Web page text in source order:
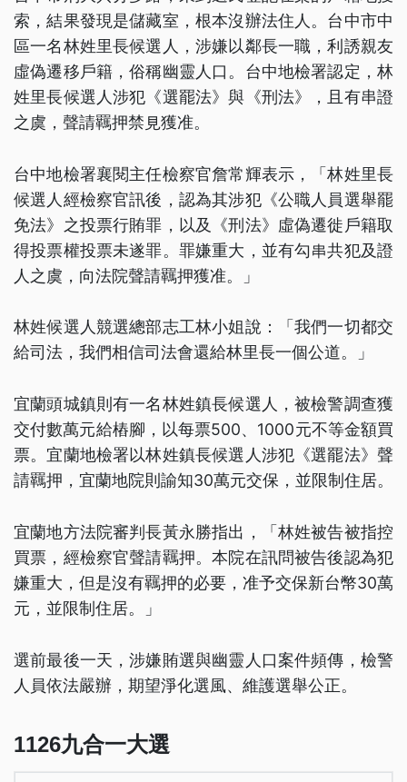
索，結果發現是儲藏室，根本沒辦法住人。台中市中
區一名林姓里長候選人，涉嫌以鄰長一職，利誘親友
虛偽遷移戶籍，俗稱幽靈人口。台中地檢署認定，林
姓里長候選人涉犯《選罷法》與《刑法》，且有串證
之虞，聲請羈押禁見獲准。
台中地檢署襄閱主任檢察官詹常輝表示，「林姓里長
候選人經檢察官訊後，認為其涉犯《公職人員選舉罷
免法》之投票行賄罪，以及《刑法》虛偽遷徙戶籍取
得投票權投票未遂罪。罪嫌重大，並有勾串共犯及證
人之虞，向法院聲請羈押獲准。」
林姓候選人競選總部志工林小姐說：「我們一切都交
給司法，我們相信司法會還給林里長一個公道。」
宜蘭頭城鎮則有一名林姓鎮長候選人，被檢警調查獲
交付數萬元給樁腳，以每票500、1000元不等金額買
票。宜蘭地檢署以林姓鎮長候選人涉犯《選罷法》聲
請羈押，宜蘭地院則諭知30萬元交保，並限制住居。
宜蘭地方法院審判長黃永勝指出，「林姓被告被指控
買票，經檢察官聲請羈押。本院在訊問被告後認為犯
嫌重大，但是沒有羈押的必要，准予交保新台幣30萬
元，並限制住居。」
選前最後一天，涉嫌賄選與幽靈人口案件頻傳，檢警
人員依法嚴辦，期望淨化選風、維護選舉公正。
1126九合一大選